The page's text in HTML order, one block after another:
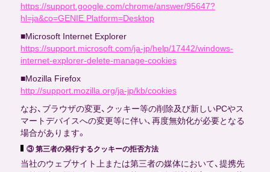
https://support.google.com/chrome/answer/95647?
hl=ja&co=GENIE.Platform=Desktop
■Microsoft Internet Explorer
https://support.microsoft.com/ja-jp/help/17442/windows-
internet-explorer-delete-manage-cookies
■Mozilla Firefox
http://support.mozilla.org/ja-jp/kb/cookies
なお、ブラウザの変更、クッキー等の削除及び新しいPCやス
マートデバイスへの変更等に伴い、再度無効化が必要となる
場合があります。
③ 第三者の発行するクッキーの拒否方法
当社のウェブサイト上または第三者の媒体において、提携先